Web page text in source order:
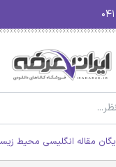
مقاله انگلیسی محیط